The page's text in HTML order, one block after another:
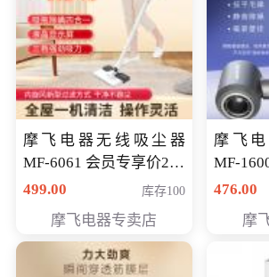
摩飞电器无线吸尘器
MF-6061 会员专享价299
元
499.00 库存100
摩飞电器专卖店
摩飞
MF-
价298元
476.00
摩